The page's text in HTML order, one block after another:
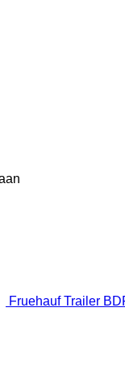
Fruehauf Trailer